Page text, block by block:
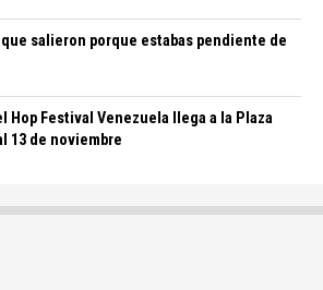
salieron porque estabas pendiente de
Hop Festival Venezuela llega a la Plaza
13 de noviembre